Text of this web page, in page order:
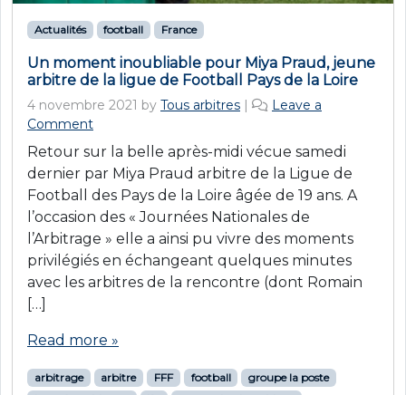
Actualités football France
Un moment inoubliable pour Miya Praud, jeune
arbitre de la ligue de Football Pays de la Loire
4 novembre 2021 by Tous arbitres |
Leave a
Comment
Retour sur la belle après-midi vécue samedi
dernier par Miya Praud arbitre de la Ligue de
Football des Pays de la Loire âgée de 19 ans. A
l’occasion des « Journées Nationales de
l’Arbitrage » elle a ainsi pu vivre des moments
privilégiés en échangeant quelques minutes
avec les arbitres de la rencontre (dont Romain
[…]
Read more »
arbitrage arbitre FFF football
groupe la poste